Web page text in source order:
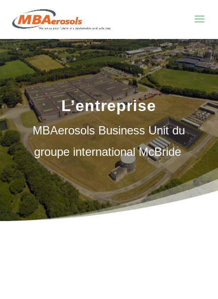
L’entreprise
MBAerosols Business Unit du
groupe international McBride